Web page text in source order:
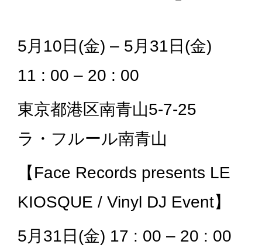
5月10日(金) – 5月31日(金)
11 : 00 – 20 : 00
東京都港区南青山5-7-25
ラ・フルール南青山
【Face Records presents LE
KIOSQUE / Vinyl DJ Event】
5月31日(金) 17 : 00 – 20 : 00